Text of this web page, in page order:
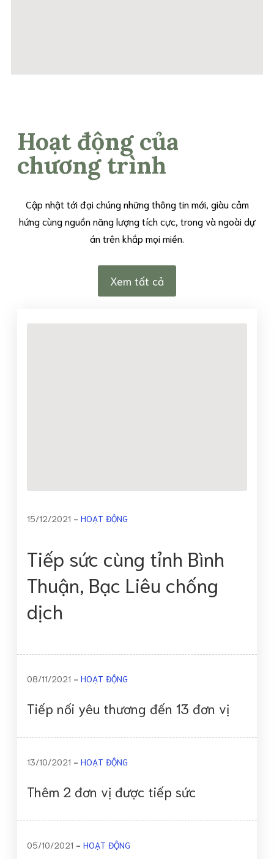
Hoạt động của
chương trình
Cập nhật tới đại chúng những thông tin mới, giàu cảm
hứng cùng nguồn năng lượng tích cực, trong và ngoài dự
án trên khắp mọi miền.
Xem tất cả
15/12/2021 HOẠT ĐỘNG
Tiếp sức cùng tỉnh Bình
Thuận, Bạc Liêu chống
dịch
08/11/2021 HOẠT ĐỘNG
Tiếp nối yêu thương đến 13 đơn vị
13/10/2021 HOẠT ĐỘNG
Thêm 2 đơn vị được tiếp sức
05/10/2021 HOẠT ĐỘNG